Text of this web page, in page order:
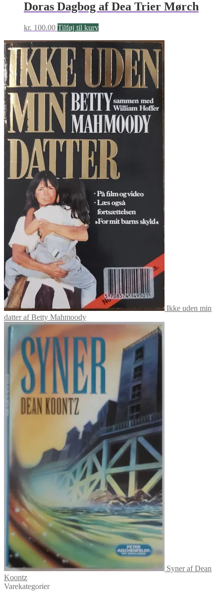
Doras Dagbog af Dea Trier Mørch
kr. 100.00 Tilføj til kurv
Ikke uden min
datter af Betty Mahmoody
Syner af Dean
Koontz
Varekategorier